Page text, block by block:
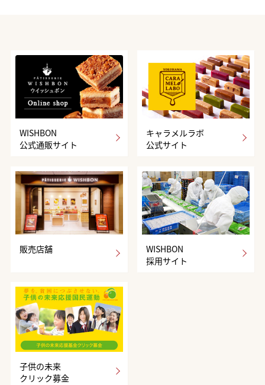
WISHBON
公式通販サイト
キャラメルラボ
公式サイト
販売店舗
WISHBON
採用サイト
子供の未来
クリック募金